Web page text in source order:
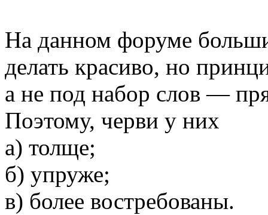
На данном форуме
делать красиво, но
а не под набор слов —
Поэтому, черви у них
а) толще;
б) упруже;
в) более востребованы.